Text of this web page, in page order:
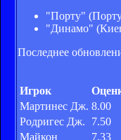
"Порту"
"Динамо"
Последнее
Игрок
Мартинес Дж. 8.00
Родригес Дж.
7.50
Майкон
7.33